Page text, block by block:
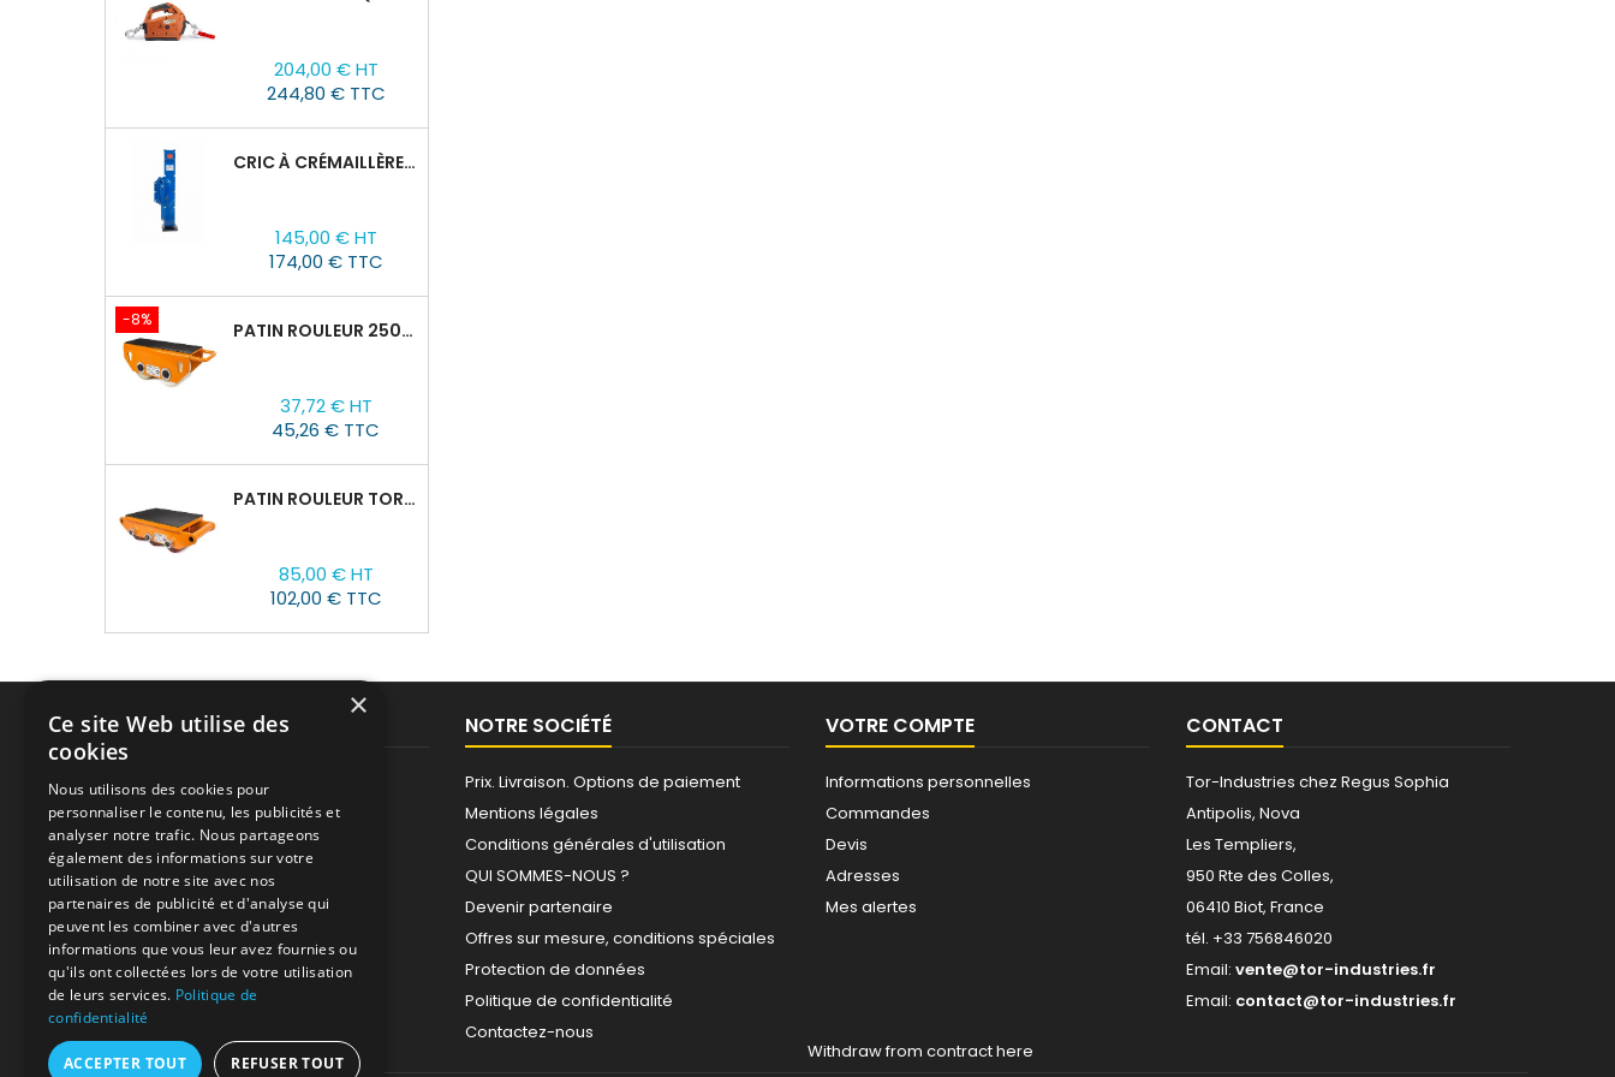
204,00 € HT
244,80 € TTC
CRIC À CRÉMAILLÈRE TOR SJ, 1,5T/60-600 MM
145,00 € HT
174,00 € TTC
-8% PATIN ROULEUR 2500R-02, CAPACITÉ DE CHARGE 2,5T
base
37,72 € HT
45,26 € TTC
PATIN ROULEUR TOR CRO-6 : 8T
85,00 € HT
102,00 € TTC
PRODUITS
Promotions
Nouveaux produits
Meilleures ventes
NOTRE SOCIÉTÉ
Prix. Livraison. Options de paiement
Mentions légales
Conditions générales d'utilisation
QUI SOMMES-NOUS ?
Devenir partenaire
Offres sur mesure, conditions spéciales
Protection de données
Politique de confidentialité
Contactez-nous
VOTRE COMPTE
Informations personnelles
Commandes
Devis
Adresses
Mes alertes
CONTACT
Tor-Industries chez Regus Sophia
Antipolis, Nova
Les Templiers,
950 Rte des Colles,
06410 Biot, France
tél. +33 756846020
Email: vente@tor-industries.fr
Email: contact@tor-industries.fr
Withdraw from contract here
×
Ce site Web utilise des
cookies
Nous utilisons des cookies pour
personnaliser le contenu, les publicités et
analyser notre trafic. Nous partageons
également des informations sur votre
utilisation de notre site avec nos
partenaires de publicité et d'analyse qui
peuvent les combiner avec d'autres
informations que vous leur avez fournies ou
qu'ils ont collectées lors de votre utilisation
de leurs services. Politique de
confidentialité
ACCEPTER TOUT REFUSER TOUT